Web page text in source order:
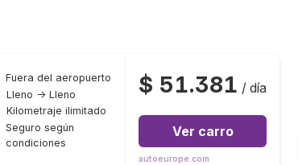
Fuera del aeropuerto
Lleno → Lleno
Kilometraje ilimitado
Seguro según
condiciones
$ 51.381 / día
Ver carro
autoeurope.com